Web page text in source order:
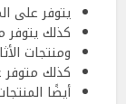
يتوفر على
كذلك يتوفر
ومنتجات
كذلك متوفر
أيضًا